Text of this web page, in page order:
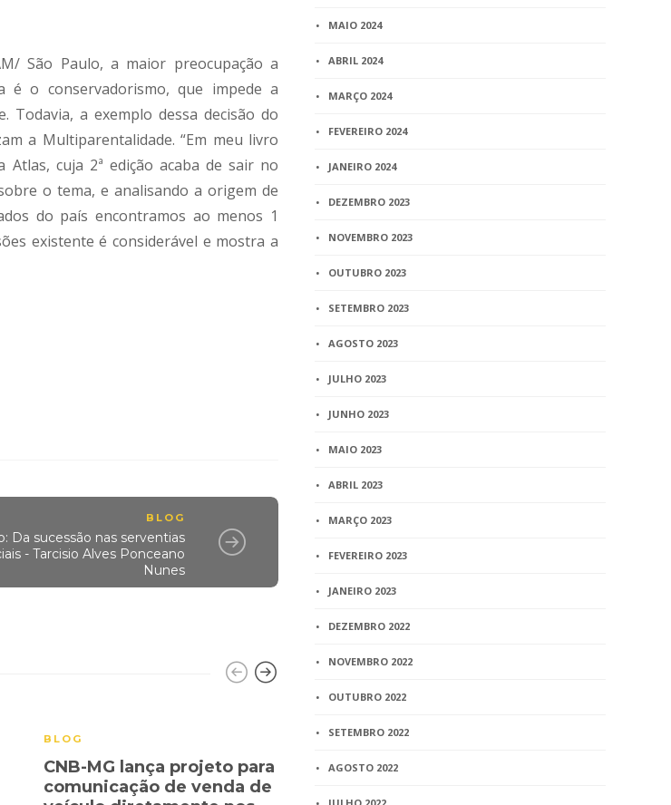
São Paulo, a maior preocupação a
é o conservadorismo, que impede a
Todavia, a exemplo dessa decisão do
a Multiparentalidade. “Em meu livro
Atlas, cuja 2ª edição acaba de sair no
o tema, e analisando a origem de
do país encontramos ao menos 1
existente é considerável e mostra a
BLOG
Da sucessão nas serventias
- Tarcisio Alves Ponceano
Nunes
BLOG
CNB-MG lança projeto para
comunicação de venda de
BLOG
Cartórios do MA são alvos
MAIO 2024
ABRIL 2024
MARÇO 2024
FEVEREIRO 2024
JANEIRO 2024
DEZEMBRO 2023
NOVEMBRO 2023
OUTUBRO 2023
SETEMBRO 2023
AGOSTO 2023
JULHO 2023
JUNHO 2023
MAIO 2023
ABRIL 2023
MARÇO 2023
FEVEREIRO 2023
JANEIRO 2023
DEZEMBRO 2022
NOVEMBRO 2022
OUTUBRO 2022
SETEMBRO 2022
AGOSTO 2022